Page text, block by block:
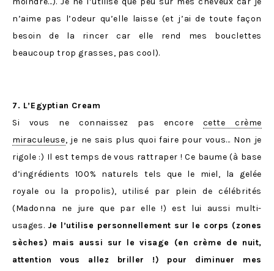
n’aime pas l’odeur qu’elle laisse (et j’ai de toute façon
besoin de la rincer car elle rend mes bouclettes
beaucoup trop grasses, pas cool).
7. L’Egyptian Cream
Si vous ne connaissez pas encore cette crème
miraculeuse, je ne sais plus quoi faire pour vous… Non je
rigole :) Il est temps de vous rattraper ! Ce baume (à base
d’ingrédients 100% naturels tels que le miel, la gelée
royale ou la propolis), utilisé par plein de célébrités
(Madonna ne jure que par elle !) est lui aussi multi-
usages. Je l’utilise personnellement sur le corps (zones
sèches) mais aussi sur le visage (en crème de nuit,
attention vous allez briller !) pour diminuer mes